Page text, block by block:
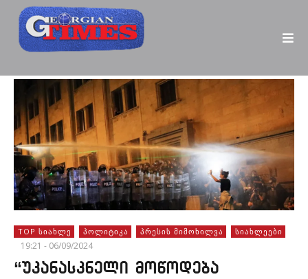
TOP ᲡᲘᲐᲮᲚᲔ ᲞᲝᲚᲘᲢᲘᲙᲐ ᲞᲠᲔᲡᲘᲡ ᲛᲘᲛᲝᲮᲘᲚᲕᲐ ᲡᲘᲐᲮᲚᲔᲔᲑᲘ
19:21 - 06/09/2024
“უკანასკნელი მოწოდება